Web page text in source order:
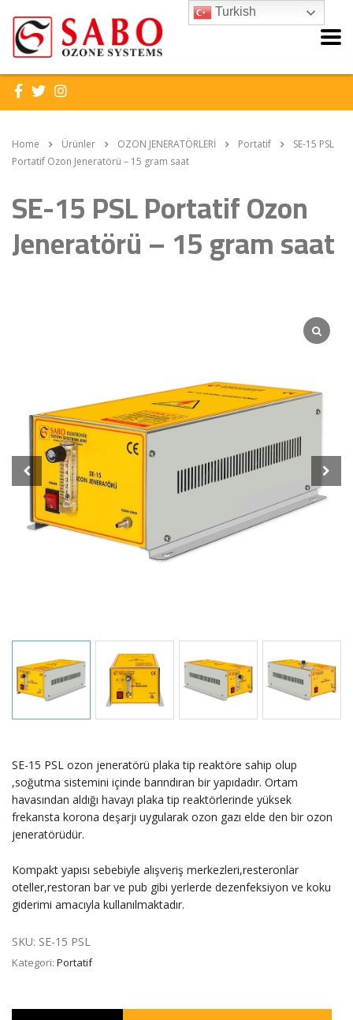
Home Ürünler OZON JENERATÖRLERİ Portatif
SE-15 PSL
Portatif Ozon Jeneratörü – 15 gram saat
SE-15 PSL Portatif Ozon
Jeneratörü – 15 gram saat
SE-15 PSL ozon jeneratörü plaka tip reaktöre sahip olup
,soğutma sistemini içinde barındıran bir yapıdadır. Ortam
havasından aldığı havayı plaka tip reaktörlerinde yüksek
frekansta korona deşarjı uygularak ozon gazı elde den bir ozon
jeneratörüdür.
Kompakt yapısı sebebiyle alışveriş merkezleri,resteronlar
oteller,restoran bar ve pub gibi yerlerde dezenfeksiyon ve koku
giderimi amacıyla kullanılmaktadır.
SKU: SE-15 PSL
Kategori: Portatif
Turkish